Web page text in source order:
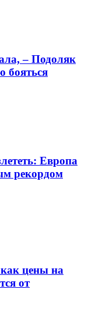
– Подоляк
бояться
Европа
рекордом
цены на
от